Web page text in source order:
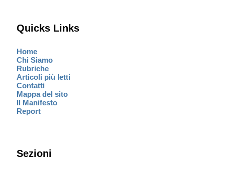
Quicks Links
Home
Chi Siamo
Rubriche
Articoli più letti
Contatti
Mappa del sito
Il Manifesto
Report
Sezioni